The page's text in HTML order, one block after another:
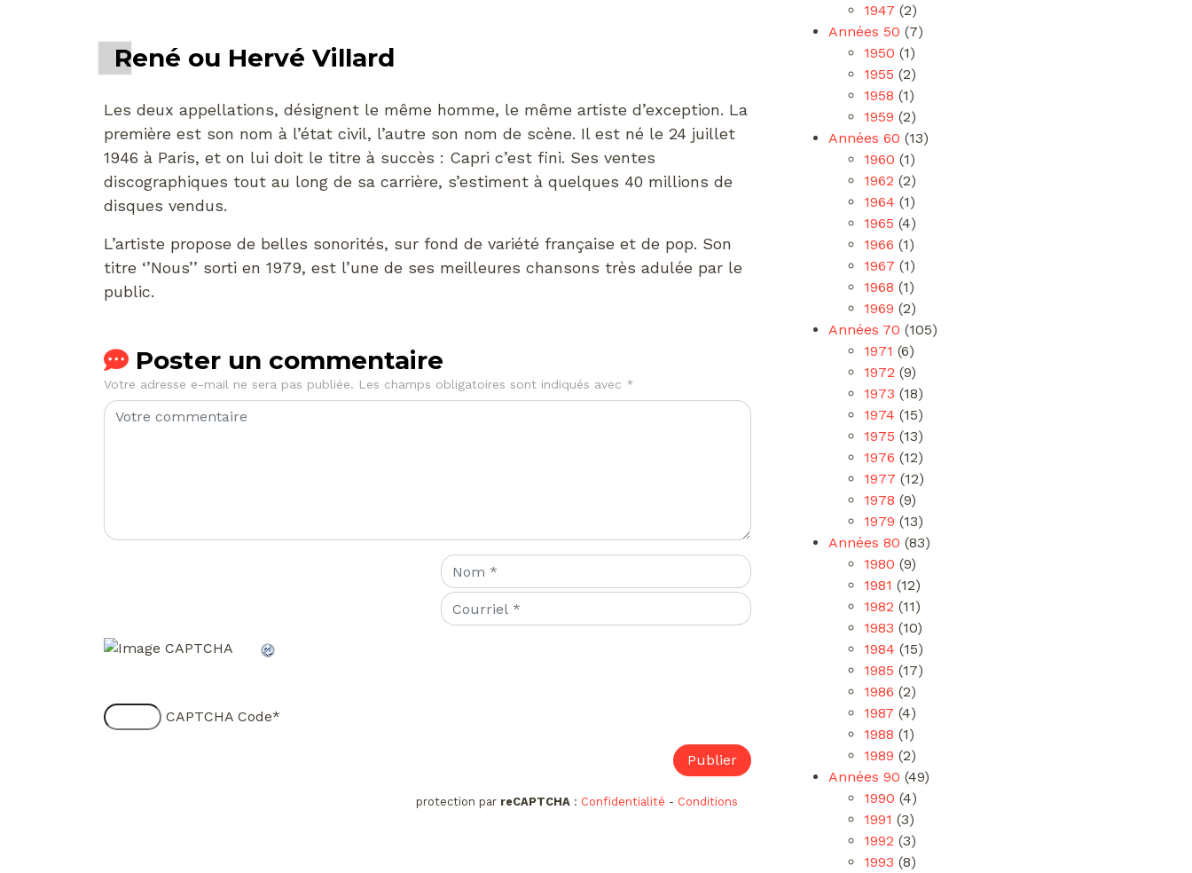
René ou Hervé Villard
Les deux appellations, désignent le même homme, le même artiste d’exception. La
première est son nom à l’état civil, l’autre son nom de scène. Il est né le 24 juillet
1946 à Paris, et on lui doit le titre à succès : Capri c’est fini. Ses ventes
discographiques tout au long de sa carrière, s’estiment à quelques 40 millions de
disques vendus.
L’artiste propose de belles sonorités, sur fond de variété française et de pop. Son
titre ‘’Nous’’ sorti en 1979, est l’une de ses meilleures chansons très adulée par le
public.
Poster un commentaire
Votre adresse e-mail ne sera pas publiée. Les champs obligatoires sont indiqués avec *
CAPTCHA Code*
protection par reCAPTCHA : Confidentialité - Conditions
1947 (2)
Années 50 (7)
1950 (1)
1955 (2)
1958 (1)
1959 (2)
Années 60 (13)
1960 (1)
1962 (2)
1964 (1)
1965 (4)
1966 (1)
1967 (1)
1968 (1)
1969 (2)
Années 70 (105)
1971 (6)
1972 (9)
1973 (18)
1974 (15)
1975 (13)
1976 (12)
1977 (12)
1978 (9)
1979 (13)
Années 80 (83)
1980 (9)
1981 (12)
1982 (11)
1983 (10)
1984 (15)
1985 (17)
1986 (2)
1987 (4)
1988 (1)
1989 (2)
Années 90 (49)
1990 (4)
1991 (3)
1992 (3)
1993 (8)